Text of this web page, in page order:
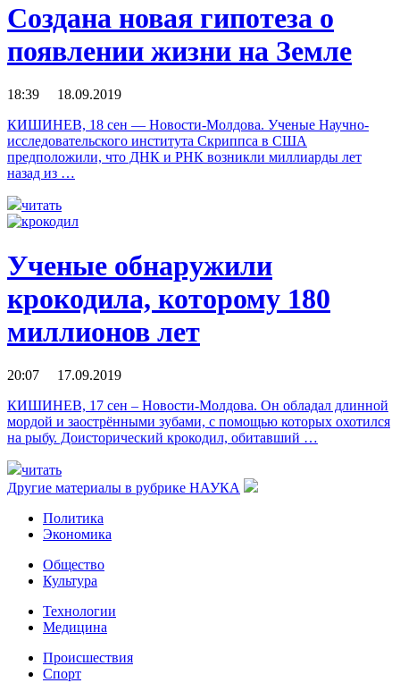
Создана новая гипотеза о
появлении жизни на Земле
18:39 18.09.2019
КИШИНЕВ, 18 сен — Новости-Молдова. Ученые Научно-
исследовательского института Скриппса в США
предположили, что ДНК и РНК возникли миллиарды лет
назад из …
читать
Ученые обнаружили
крокодила, которому 180
миллионов лет
20:07 17.09.2019
КИШИНЕВ, 17 сен – Новости-Молдова. Он обладал длинной
мордой и заострёнными зубами, с помощью которых охотился
на рыбу. Доисторический крокодил, обитавший …
читать
Другие материалы в рубрике НАУКА
Политика
Экономика
Общество
Культура
Технологии
Медицина
Происшествия
Спорт